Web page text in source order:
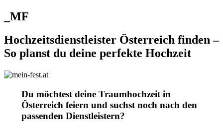
_MF
Hochzeitsdienstleister Österreich finden –
So planst du deine perfekte Hochzeit
Du möchtest deine Traumhochzeit in
Österreich feiern und suchst noch nach den
passenden Dienstleistern?